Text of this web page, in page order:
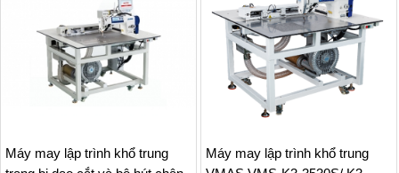
Máy may lập trình khổ trung
Máy may lập trình khổ trung